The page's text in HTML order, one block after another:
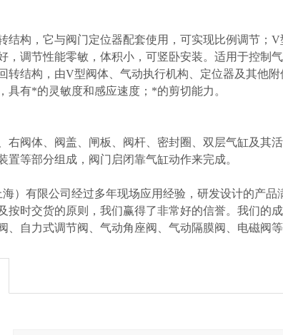
结构，它与阀门定位器配套使用，可实现比例调节；
，调节性能零敏，体积小，可竖卧安装。适用于控制
转结构，由V型阀体、气动执行机构、定位器及其他
具有*的灵敏度和感应速度；*的剪切能力。
右阀体、阀盖、闸板、阀杆、密封圈、双层气缸及其
置等部分组成，阀门启闭靠气缸动作来完成。
）有限公司经过多年现场应用经验，研发设计的产品
按时交货的原则，我们赢得了非常好的信誉。我们的
、自力式调节阀、气动角座阀、气动隔膜阀、电磁阀等